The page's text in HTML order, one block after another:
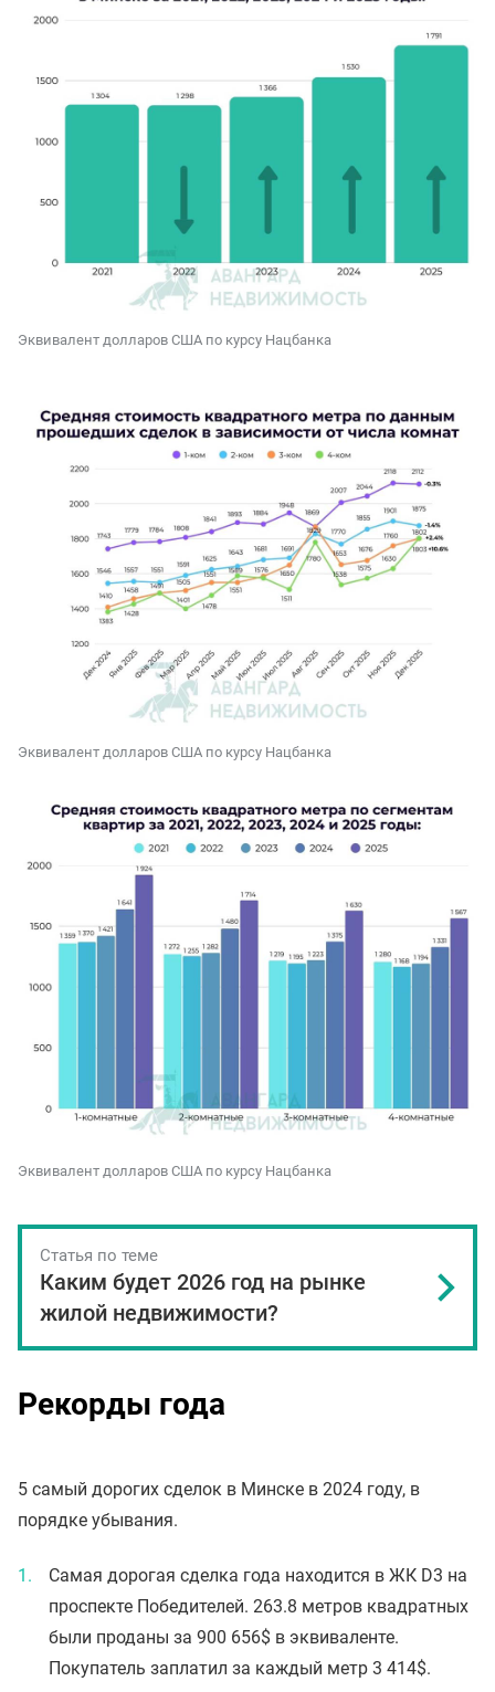
Эквивалент долларов США по курсу Нацбанка
Эквивалент долларов США по курсу Нацбанка
Эквивалент долларов США по курсу Нацбанка
Статья по теме
Каким будет 2026 год на рынке
жилой недвижимости?
Рекорды года
5 самый дорогих сделок в Минске в 2024 году, в
порядке убывания.
Самая дорогая сделка года находится в ЖК D3 на
проспекте Победителей. 263.8 метров квадратных
были проданы за 900 656$ в эквиваленте.
Покупатель заплатил за каждый метр 3 414$.